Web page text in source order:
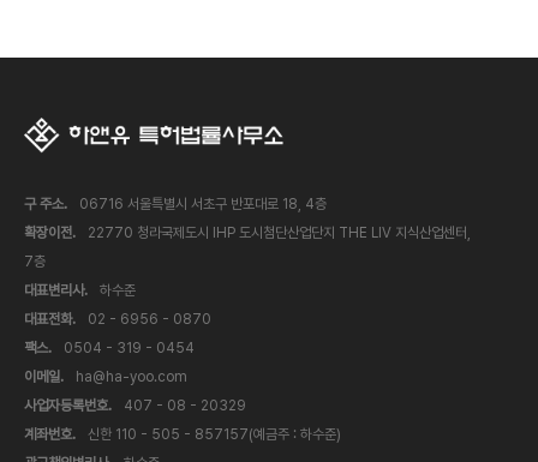
구 주소.
06716 서울특별시 서초구 반포대로 18, 4층
확장이전.
22770 청라국제도시 IHP 도시첨단산업단지 THE LIV 지식산업센터,
7층
대표변리사.
하수준
대표전화.
02 - 6956 - 0870
팩스.
0504 - 319 - 0454
이메일.
ha@ha-yoo.com
사업자등록번호.
407 - 08 - 20329
계좌번호.
신한 110 - 505 - 857157(예금주 : 하수준)